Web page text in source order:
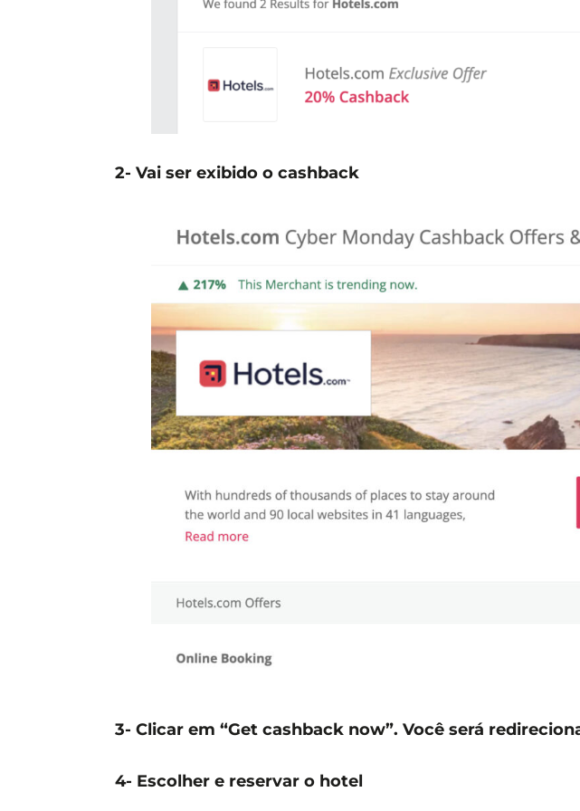
2- Vai ser exibido o cashback
3- Clicar em “Get cashback now”. Você será
4- Escolher e reservar o hotel